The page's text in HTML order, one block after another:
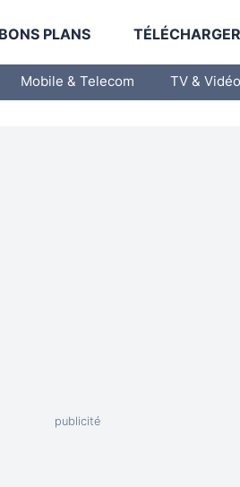
BONS PLANS
Mobile & Telecom TV & Vidéo